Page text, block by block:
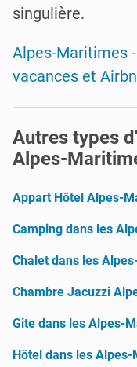
singulière.
Alpes-Maritimes
vacances et
Autres types
Alpes-
Appart Hôtel Alpes-
Camping dans les
Chalet dans les
Chambre Jacuzzi
Gite dans les Alpes-
Hôtel dans les